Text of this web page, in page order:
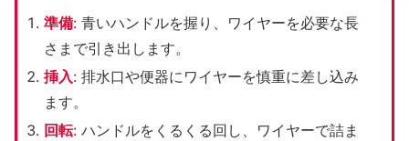
準備: 青いハンドルを握り、ワイヤーを必要な長
さまで引き出します。
挿入: 排水口や便器にワイヤーを慎重に差し込み
ます。
回転: ハンドルをくるくる回し、ワイヤーで詰ま